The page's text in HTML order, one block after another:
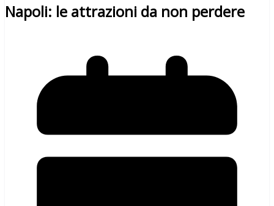
Napoli: le attrazioni da non perdere